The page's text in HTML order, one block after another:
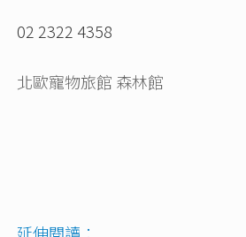
02 2322 4358
北歐寵物旅館 森林館
延伸閱讀：